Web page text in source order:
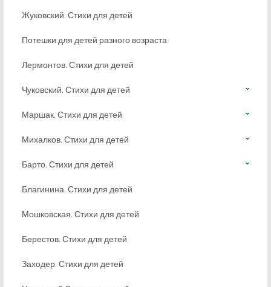
Жуковский. Стихи для детей
Потешки для детей разного возраста
Лермонтов. Стихи для детей
Чуковский. Стихи для детей
Маршак. Стихи для детей
Михалков. Стихи для детей
Барто. Стихи для детей
Благинина. Стихи для детей
Мошковская. Стихи для детей
Берестов. Стихи для детей
Заходер. Стихи для детей